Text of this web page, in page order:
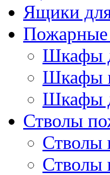
Ящики
Шкафы
Шкафы
Шкафы
Стволы
Стволы
Стволы